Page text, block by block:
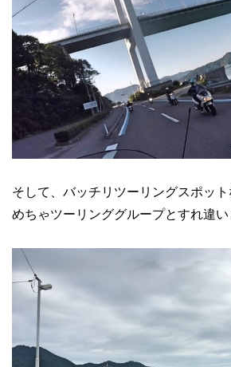
そして、バッチリツーリングスポット
めちゃツーリンググループとすれ違い